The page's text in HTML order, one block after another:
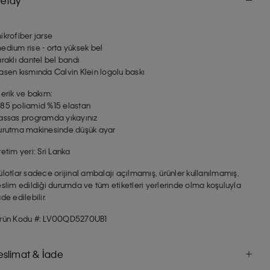
jarse
rise - orta yüksek bel
dantel bel bandı
kısmında Calvin Klein logolu baskı
ve bakım:
poliamid %15 elastan
programda yıkayınız
makinesinde düşük ayar
yeri: Sri Lanka
sadece orijinal ambalajı açılmamış, ürünler kullanılmamış,
edildiği durumda ve tüm etiketleri yerlerinde olma koşuluyla
edilebilir.
Kodu #: LV00QD5270UB1
& İade